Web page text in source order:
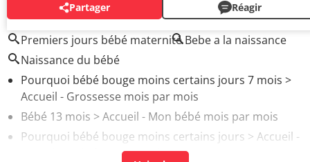
Partager Réagir
AUTOUR DU MÊME SUJET
Premiers jours bébé maternité Bebe a la naissance
Naissance du bébé
Pourquoi bébé bouge moins certains jours 7 mois >
Accueil - Grossesse mois par mois
Bébé 13 mois > Accueil - Mon bébé mois par mois
Pourquoi bébé bouge moins certains jours > Accueil -
Questions de femme enceinte